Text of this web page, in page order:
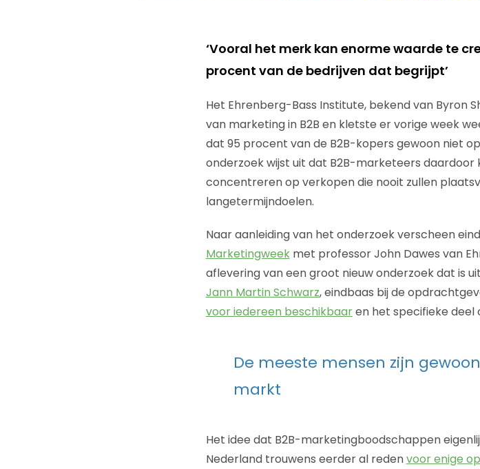
‘Vooral het merk kan enorme waarde te
procent van de bedrijven dat begrijpt’
Het Ehrenberg-Bass Institute, bekend van Byron
van marketing in B2B en kletste er vorige week
dat 95 procent van de B2B-kopers gewoon niet
onderzoek wijst uit dat B2B-marketeers daardoor
concentreren op verkopen die nooit zullen
langetermijndoelen.
Naar aanleiding van het onderzoek verscheen
Marketingweekmet professor John Dawes van
aflevering van een groot nieuw onderzoek dat is
Jann Martin Schwarz, eindbaas bij de
voor iedereen beschikbaaren het specifieke
De meeste mensen zijn
markt
Het idee dat B2B-marketingboodschappen
Nederland trouwens eerder al redenvoor enige